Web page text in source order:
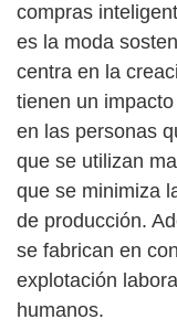
compras
es la moda
centra en la
tienen un
en las personas
que se utilizan
que se minimiza
de producción.
se fabrican en
explotación
humanos.